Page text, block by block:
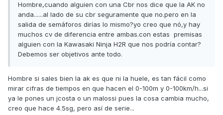
Hombre,cuando alguien con una Cbr nos dice que la AK no
anda......al lado de su cbr seguramente que no.pero en la
salida de semáforos dirías lo mismo?yo creo que nó,y hay
muchos cv de diferencia entre ambas.con estas premisas
alguien con la Kawasaki Ninja H2R que nos podría contar?
Debemos ser objetivos ante todo.
Hombre si sales bien la ak es que ni la huele, es tan fácil como
mirar cifras de tiempos en que hacen el 0-100m y 0-100km/h...si
ya le pones un jcosta o un malossi pues la cosa cambia mucho,
creo que hace 4.5sg, pero así de serie...